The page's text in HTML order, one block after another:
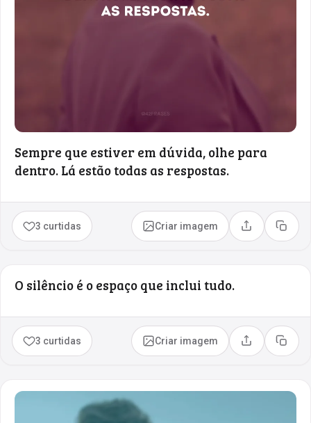
Sempre que estiver em dúvida, olhe para
dentro. Lá estão todas as respostas.
3 curtidas Criar imagem Compartilhar
Copiar
O silêncio é o espaço que inclui tudo.
3 curtidas Criar imagem Compartilhar
Copiar